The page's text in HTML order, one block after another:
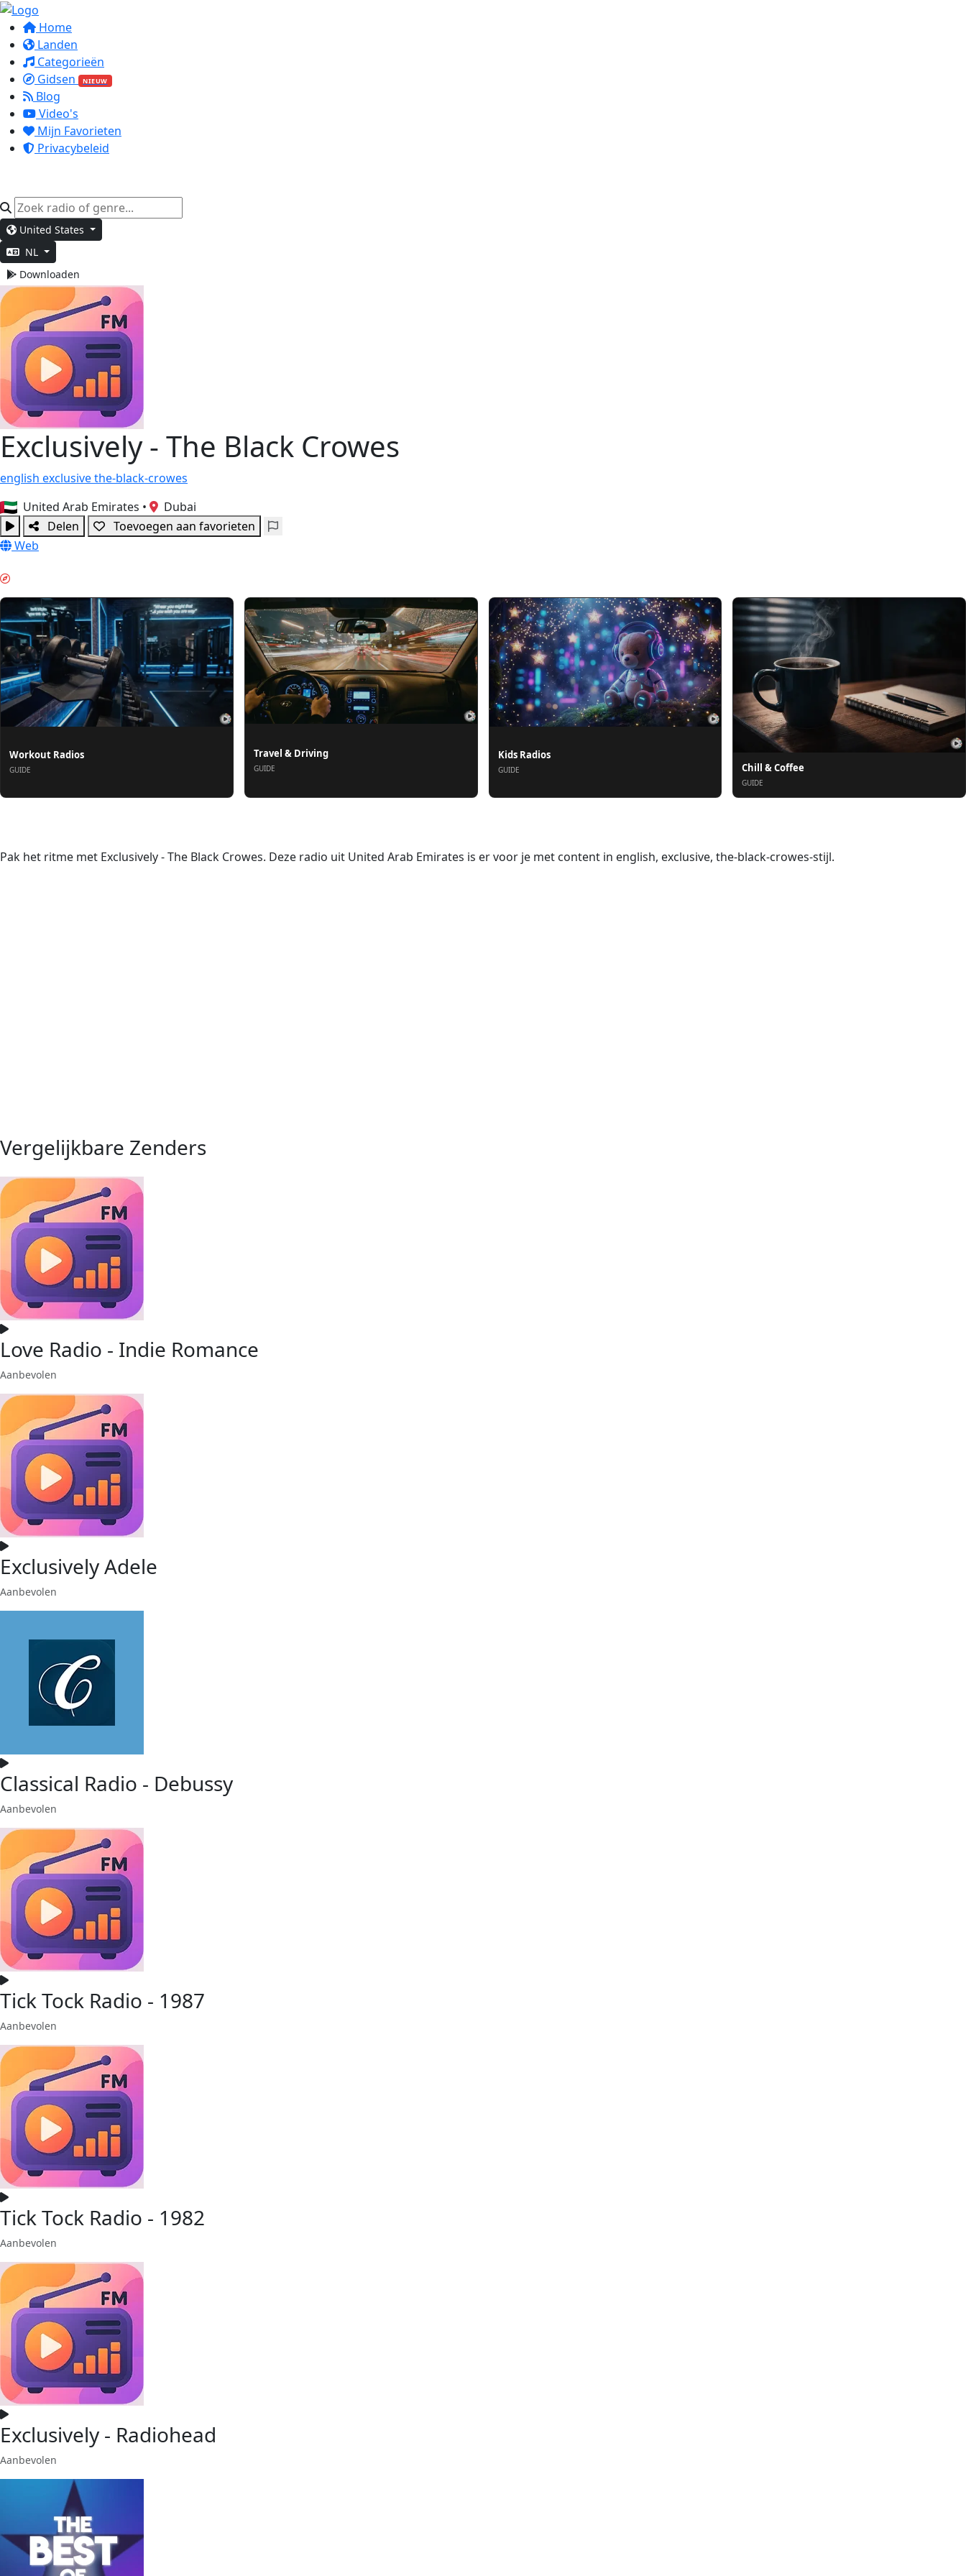
Home
Landen
Categorieën
Gidsen
NIEUW
Blog
Video's
Mijn Favorieten
Privacybeleid
United States
NL
Downloaden
Exclusively - The Black Crowes
english exclusivethe-black-crowes
United Arab Emirates •
Dubai
Delen
Toevoegen aan favorieten
Web
Workout Radios
GUIDE
Travel & Driving
GUIDE
Kids Radios
GUIDE Chill & Coffee
GUIDE
Pak het ritme met Exclusively - The Black Crowes. Deze radio uit United Arab Emirates is er voor je met content in english, exclusive, the-black-crowes-stijl.
Vergelijkbare Zenders
Love Radio - Indie Romance
Aanbevolen
Exclusively Adele
Aanbevolen
Classical Radio - Debussy
Aanbevolen
Tick Tock Radio - 1987
Aanbevolen
Tick Tock Radio - 1982
Aanbevolen
Exclusively - Radiohead
Aanbevolen